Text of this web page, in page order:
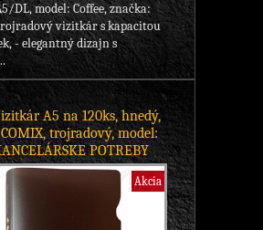
DL, model: Coffee, značka:
vizitkár s kapacitou
- elegantný dizajn s
A5 na 120ks, hnedý,
trojradový, model:
POTREBY
Akcia